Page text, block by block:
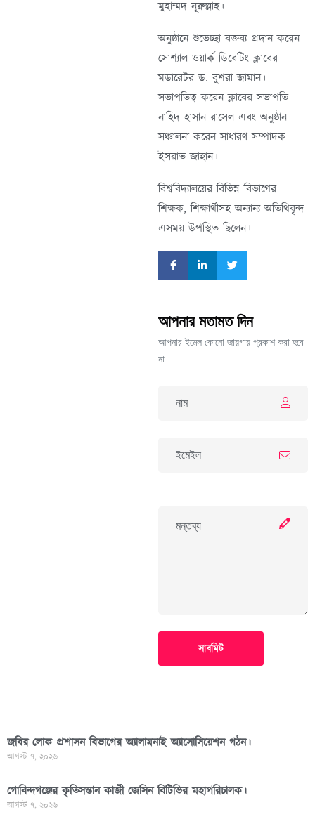
মুহাম্মদ নূরুল্লাহ।
অনুষ্ঠানে শুভেচ্ছা বক্তব্য প্রদান করেন
সোশ্যাল ওয়ার্ক ডিবেটিং ক্লাবের
মডারেটর ড. বুশরা জামান।
সভাপতিত্ব করেন ক্লাবের সভাপতি
নাহিদ হাসান রাসেল এবং অনুষ্ঠান
সঞ্চালনা করেন সাধারণ সম্পাদক
ইসরাত জাহান।
বিশ্ববিদ্যালয়ের বিভিন্ন বিভাগের
শিক্ষক, শিক্ষার্থীসহ অন্যান্য অতিথিবৃন্দ
এসময় উপস্থিত ছিলেন।
আপনার মতামত দিন
আপনার ইমেল কোনো জায়গায় প্রকাশ করা হবে
না
সাবমিট
জবির লোক প্রশাসন বিভাগের অ্যালামনাই অ্যাসোসিয়েশন গঠন।
আগস্ট ৭, ২০২৬
গোবিন্দগঞ্জের কৃতিসন্তান কাজী জেসিন বিটিভির মহাপরিচালক।
আগস্ট ৭, ২০২৬